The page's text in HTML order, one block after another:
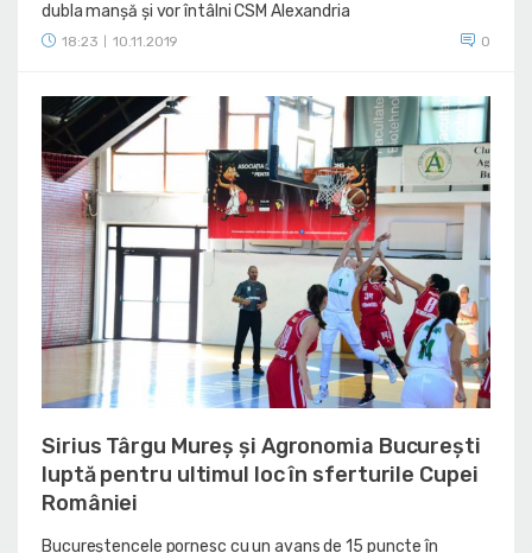
dubla manșă și vor întâlni CSM Alexandria
18:23 10.11.2019 0
Sirius Târgu Mureș și Agronomia București
luptă pentru ultimul loc în sferturile Cupei
României
Bucureștencele pornesc cu un avans de 15 puncte în